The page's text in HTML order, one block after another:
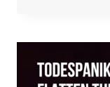
JE